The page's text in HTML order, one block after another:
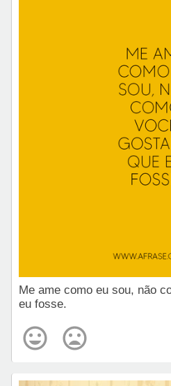
Me ame como eu sou, não
eu fosse.